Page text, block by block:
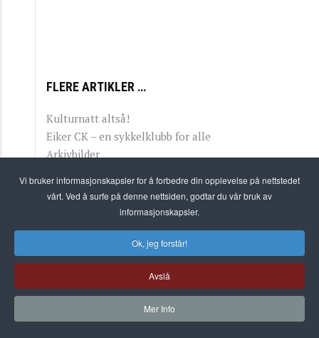
Vi bruker informasjonskapsler for å forbedre din opplevelse på nettstedet
vårt. Ved å surfe på denne nettsiden, godtar du vår bruk av
informasjonskapsler.
Ok, jeg forstår!
Avslå
Mer Info
FLERE ARTIKLER …
Kulturnatt altså!
Eiker CK – en sykkelklubb for alle
Arkivbilder
1 2 3